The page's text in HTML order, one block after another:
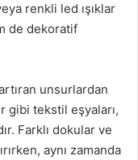
renkli led ışıklar
de dekoratif
unsurlardan
gibi tekstil eşyaları,
Farklı dokular ve
aynı zamanda